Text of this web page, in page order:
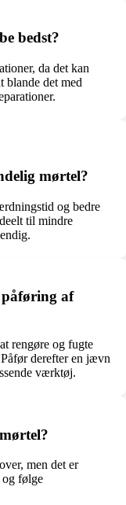
bedst?
da det kan
blande det med
mørtel?
og bedre
til mindre
af
rengøre og fugte
derefter en jævn
værktøj.
men det er
følge